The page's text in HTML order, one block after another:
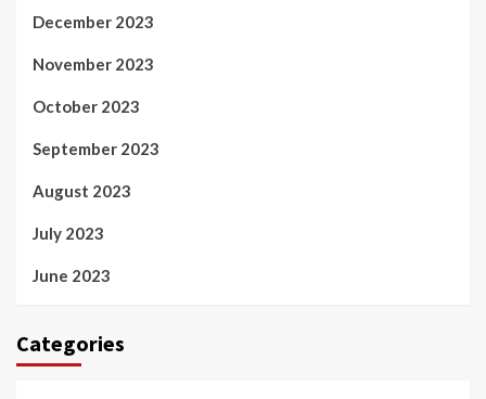
December 2023
November 2023
October 2023
September 2023
August 2023
July 2023
June 2023
Categories